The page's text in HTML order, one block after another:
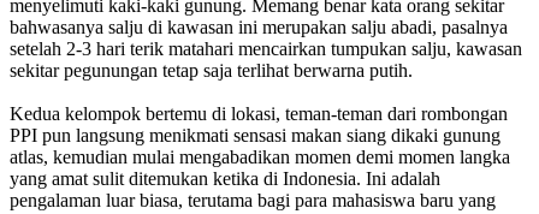
menyelimuti kaki-kaki gunung. Memang benar kata orang sekitar
bahwasanya salju di kawasan ini merupakan salju abadi, pasalnya
setelah 2-3 hari terik matahari mencairkan tumpukan salju, kawasan
sekitar pegunungan tetap saja terlihat berwarna putih.
Kedua kelompok bertemu di lokasi, teman-teman dari rombongan
PPI pun langsung menikmati sensasi makan siang dikaki gunung
atlas, kemudian mulai mengabadikan momen demi momen langka
yang amat sulit ditemukan ketika di Indonesia. Ini adalah
pengalaman luar biasa, terutama bagi para mahasiswa baru yang